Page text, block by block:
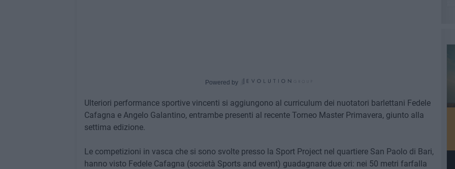
Powered by
Ulteriori performance sportive vincenti si aggiungono al curriculum dei nuotatori barlettani Fedele
Cafagna e Angelo Galantino, entrambe presenti al recente Torneo Master Primavera, giunto alla
settima edizione.
Le competizioni in vasca che si sono svolte presso la Sport Project nel quartiere San Paolo di Bari,
hanno visto Fedele Cafagna (società Sports and event) guadagnare due ori: nei 50 metri farfalla